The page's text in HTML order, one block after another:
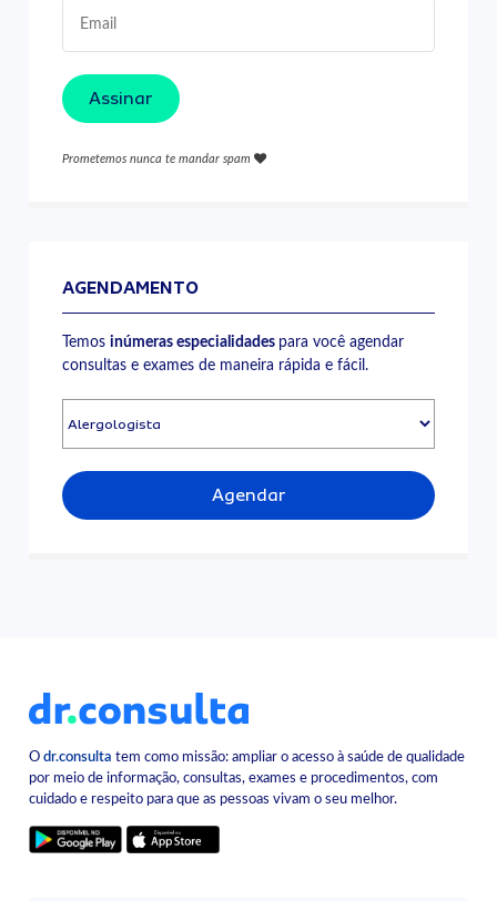
Assinar
Prometemos nunca te mandar spam
AGENDAMENTO
Temosinúmeras especialidades para você agendar
consultas e exames de maneira rápida e fácil.
Agendar
Odr.consulta tem como missão: ampliar o acesso à saúde de qualidade
por meio de informação, consultas, exames e procedimentos, com
cuidado e respeito para que as pessoas vivam o seu melhor.